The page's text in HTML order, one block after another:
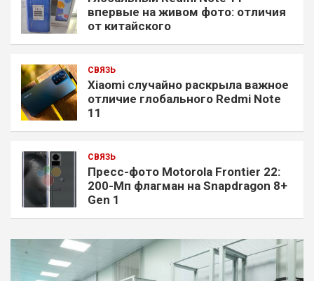
впервые на живом фото: отличия
от китайского
СВЯЗЬ
Xiaomi случайно раскрыла важное
отличие глобального Redmi Note
11
СВЯЗЬ
Пресс-фото Motorola Frontier 22:
200-Мп флагман на Snapdragon 8+
Gen 1